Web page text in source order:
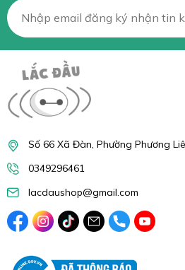
Số 66 Xã Đàn, Phường Phương
0349296461
lacdaushop@gmail.com